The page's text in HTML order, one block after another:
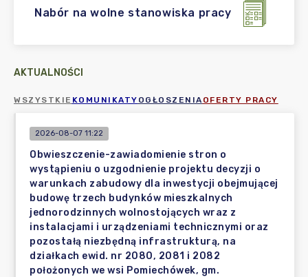
Nabór na wolne stanowiska pracy
AKTUALNOŚCI
WSZYSTKIE KOMUNIKATY OGŁOSZENIA OFERTY PRACY
2026-08-07 11:22
Obwieszczenie-zawiadomienie stron o
wystąpieniu o uzgodnienie projektu decyzji o
warunkach zabudowy dla inwestycji obejmującej
budowę trzech budynków mieszkalnych
jednorodzinnych wolnostojących wraz z
instalacjami i urządzeniami technicznymi oraz
pozostałą niezbędną infrastrukturą, na
działkach ewid. nr 2080, 2081 i 2082
położonych we wsi Pomiechówek, gm.